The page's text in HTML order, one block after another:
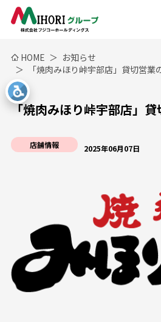
HOME
お知らせ
「焼肉みほり峠宇部店」貸切営業
「焼肉みほり峠宇部店」
店舗情報 2025年06月07日